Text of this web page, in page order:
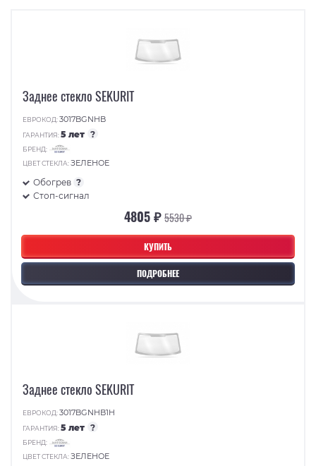
КУПИТЬ
ПОДРОБНЕЕ
Заднее стекло SEKURIT
ЕВРОКОД:3017BGNHB
ГАРАНТИЯ:5 лет ?
БРЕНД:
ЦВЕТ СТЕКЛА:ЗЕЛЕНОЕ
Обогрев ?
Стоп-сигнал
4805 ₽5530 ₽
Заднее стекло SEKURIT
ЕВРОКОД:3017BGNHB1H
ГАРАНТИЯ:5 лет ?
БРЕНД:
ЦВЕТ СТЕКЛА:ЗЕЛЕНОЕ